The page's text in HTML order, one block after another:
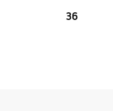
36,00 €